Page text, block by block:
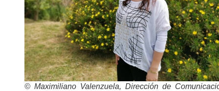
© Maximiliano Valenzuela, Dirección de